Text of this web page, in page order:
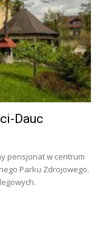
Dauc
pensjonat w centrum
Parku Zdrojowego.